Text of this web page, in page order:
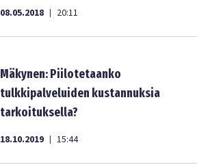
08.05.2018 | 20:11
Mäkynen: Piilotetaanko
tulkkipalveluiden kustannuksia
tarkoituksella?
18.10.2019 | 15:44